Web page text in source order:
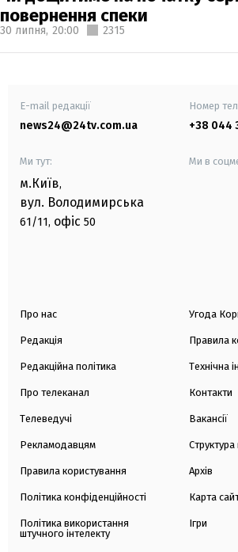
повернення спеки
30 липня, 20:00 2315
E-mail редакції
news24@24tv.com.ua
Номер
+38 044
Ми тут:
м.Київ,
вул. Володимирська
61/11, офіс 50
Ми в
Про нас
Редакція
Редакційна політика
Про телеканал
Телеведучі
Рекламодавцям
Правила користування
Політика конфіденційності
Політика використання
штучного інтелекту
Угода
Правила
Технічна
Контакти
Вакансії
Структура
Архів
Карта
Ігри